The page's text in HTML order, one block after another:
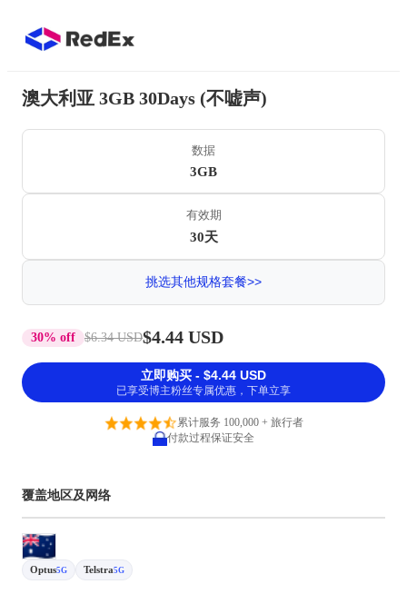
澳大利亚 3GB 30Days (不嘘声)
数据
3GB
有效期
30天
挑选其他规格套餐>>
30% off $6.34 USD$4.44 USD
立即购买 - $4.44 USD
已享受博主粉丝专属优惠，下单立享
累计服务 100,000 + 旅行者
付款过程保证安全
覆盖地区及网络
Optus5G Telstra5G